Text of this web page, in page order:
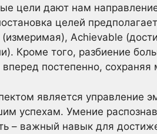
цели дают нам
целей
(измеримая), Achievable
Кроме того, разбиение
вперед постепенно,
является управление
успехам. Умение
– важный навык для